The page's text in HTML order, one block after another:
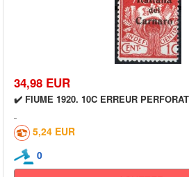
34,98 EUR
✔️ FIUME 1920. 10C ERREUR
5,24 EUR
0